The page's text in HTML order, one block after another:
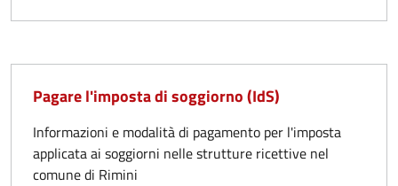
Pagare l'imposta di soggiorno (IdS)
Informazioni e modalità di pagamento per l'imposta
applicata ai soggiorni nelle strutture ricettive nel
comune di Rimini